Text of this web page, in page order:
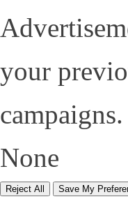
your
campaigns.
None
Reject All Save My